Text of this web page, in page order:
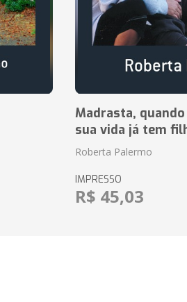
Madrasta,
sua vida já tem
Roberta Palermo
IMPRESSO
R$ 45,03